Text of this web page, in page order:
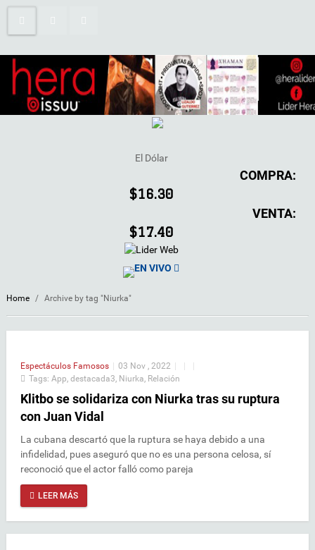
El Dólar
COMPRA:
$16.30
VENTA:
$17.40
EN VIVO
Home / Archive by tag "Niurka"
Espectáculos Famosos | 03 Nov , 2022 | |
|
Tags: App destacada3 Niurka Relación
Klitbo se solidariza con Niurka tras su ruptura
con Juan Vidal
La cubana descartó que la ruptura se haya debido a una
infidelidad, pues aseguró que no es una persona celosa, sí
reconoció que el actor falló como pareja
LEER MÁS